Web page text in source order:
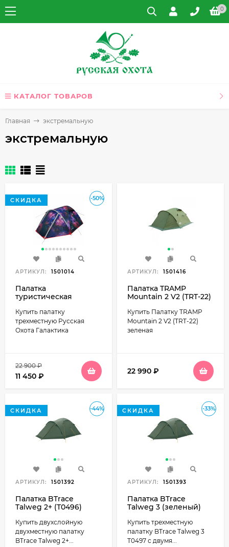
0
КАТАЛОГ ТОВАРОВ
Главная экстремальную
экстремальную
-50%
СКИДКА
АРТИКУЛ: 1501014
Палатка
туристическая
Галактика-3
Купить палатку
трехместную Русская
Охота Галактика
22 900₽
11 450 ₽
АРТИКУЛ: 1501416
Палатка TRAMP
Mountain 2 V2 (TRT-22)
Купить Палатку TRAMP
Mountain 2 V2 (TRT-22)
зеленая
22 990 ₽
-44%
СКИДКА
АРТИКУЛ: 1501392
Палатка BTrace
Talweg 2+ (Т0496)
Купить двухслойную
двухместную палатку
BTrace Talweg 2+...
-33%
СКИДКА
АРТИКУЛ: 1501393
Палатка BTrace
Talweg 3 (зеленый)
Купить трехместную
палатку BTrace Talweg 3
Т0497 с двумя...